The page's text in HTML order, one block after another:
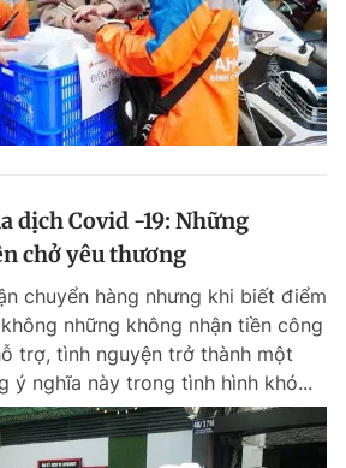
dịch Covid -19: Những
chở yêu thương
chuyển hàng nhưng khi biết điểm
những không nhận tiền công
trợ, tình nguyện trở thành một
ý nghĩa này trong tình hình khó...